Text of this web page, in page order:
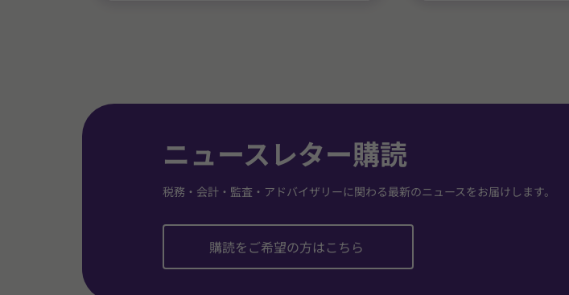
ニュースレター購読
税務・会計・監査・アドバイザリーに関わる最新のニュースをお届けします。
購読をご希望の方はこちら